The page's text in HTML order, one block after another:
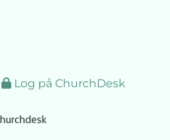
Log på ChurchDesk